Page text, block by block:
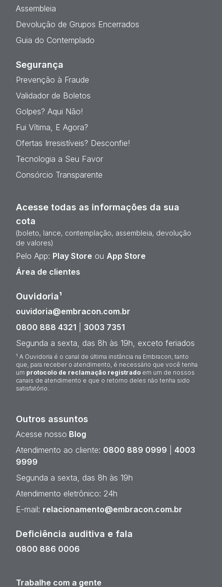
Assembleia
Devolução de Grupos Encerrados
Guia do Contemplado
Segurança
Prevenção à Fraude
Validador de Boletos
Golpes? Aqui Não!
Fui Vítima, E Agora?
Ofertas Irresistíveis? Desconfie!
Tecnologia a Seu Favor
Consórcio Transparente
Acesse todas as informações da sua
cota
(boleto, lance, contemplação, assembleia, devolução
de valores)
Pelo App: Play Store ou App Store
Área de clientes
Ouvidoria¹
ouvidoria@embracon.com.br
0800 888 4321
3003 7351
Segunda a sexta, das 8h às 19h, exceto feriados
¹ A Ouvidoria é o canal de última instância na Embracon, tanto
que, para receber o atendimento, é necessário que você tenha
um protocolo de reclamação registrado em um de nossos
canais de atendimento e que o retorno deles não tenha sido
satisfatório.
Outros assuntos
Acesse nosso Blog
Atendimento ao cliente: 0800 889 0999
4003
9999
Segunda a sexta, das 8h às 19h
Atendimento eletrônico: 24h
E-mail: relacionamento@embracon.com.br
Deficiência auditiva e fala
0800 886 0006
Trabalhe com a gente